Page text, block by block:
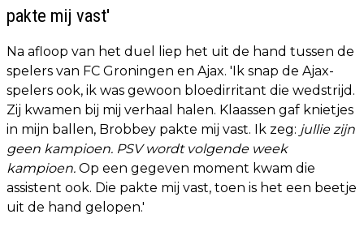
pakte mij vast'
Na afloop van het duel liep het uit de hand tussen de
spelers van FC Groningen en Ajax. 'Ik snap de Ajax-
spelers ook, ik was gewoon bloedirritant die wedstrijd.
Zij kwamen bij mij verhaal halen. Klaassen gaf knietjes
in mijn ballen, Brobbey pakte mij vast. Ik zeg: jullie zijn
geen kampioen. PSV wordt volgende week
kampioen. Op een gegeven moment kwam die
assistent ook. Die pakte mij vast, toen is het een beetje
uit de hand gelopen.'